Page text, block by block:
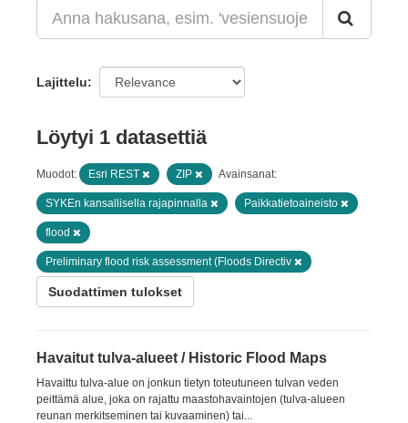
Lajittelu
Löytyi 1 datasettiä
Muodot: Esri REST ZIP Avainsanat:
SYKEn kansallisella rajapinnalla Paikkatietoaineisto
flood
Preliminary flood risk assessment (Floods Directiv
Suodattimen tulokset
Havaitut tulva-alueet / Historic Flood Maps
Havaittu tulva-alue on jonkun tietyn toteutuneen tulvan veden
peittämä alue, joka on rajattu maastohavaintojen (tulva-alueen
reunan merkitseminen tai kuvaaminen) tai...